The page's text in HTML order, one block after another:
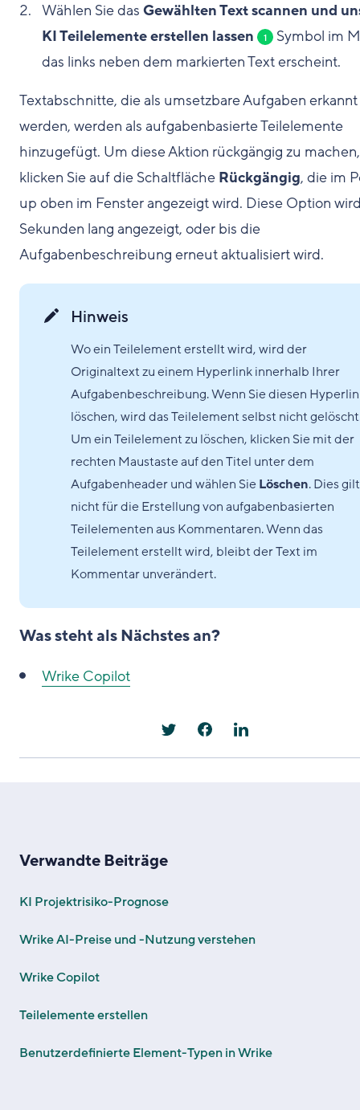
Wählen Sie das Gewählten Text scannen und
KI Teilelemente erstellen lassen
1
Symbol im
das links neben dem markierten Text erscheint.
Textabschnitte, die als umsetzbare Aufgaben erkannt
werden, werden als aufgabenbasierte Teilelemente
hinzugefügt. Um diese Aktion rückgängig zu machen,
klicken Sie auf die Schaltfläche Rückgängig, die im
up oben im Fenster angezeigt wird. Diese Option
Sekunden lang angezeigt, oder bis die
Aufgabenbeschreibung erneut aktualisiert wird.
Hinweis
Wo ein Teilelement erstellt wird, wird der
Originaltext zu einem Hyperlink innerhalb Ihrer
Aufgabenbeschreibung. Wenn Sie diesen
löschen, wird das Teilelement selbst nicht
Um ein Teilelement zu löschen, klicken Sie mit der
rechten Maustaste auf den Titel unter dem
Aufgabenheader und wählen SieLöschen. Dies gilt
nicht für die Erstellung von aufgabenbasierten
Teilelementen aus Kommentaren. Wenn das
Teilelement erstellt wird, bleibt der Text im
Kommentar unverändert.
Was steht als Nächstes an?
Wrike Copilot
Verwandte Beiträge
KI Projektrisiko-Prognose
Wrike AI-Preise und -Nutzung verstehen
Wrike Copilot
Teilelemente erstellen
Benutzerdefinierte Element-Typen in Wrike